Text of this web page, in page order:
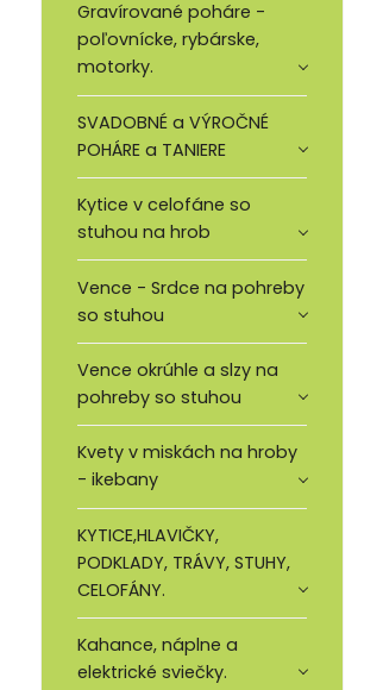
Gravírované poháre -
poľovnícke, rybárske,
motorky.
SVADOBNÉ a VÝROČNÉ
POHÁRE a TANIERE
Kytice v celofáne so
stuhou na hrob
Vence - Srdce na pohreby
so stuhou
Vence okrúhle a slzy na
pohreby so stuhou
Kvety v miskách na hroby
- ikebany
KYTICE,HLAVIČKY,
PODKLADY, TRÁVY, STUHY,
CELOFÁNY.
Kahance, náplne a
elektrické sviečky.